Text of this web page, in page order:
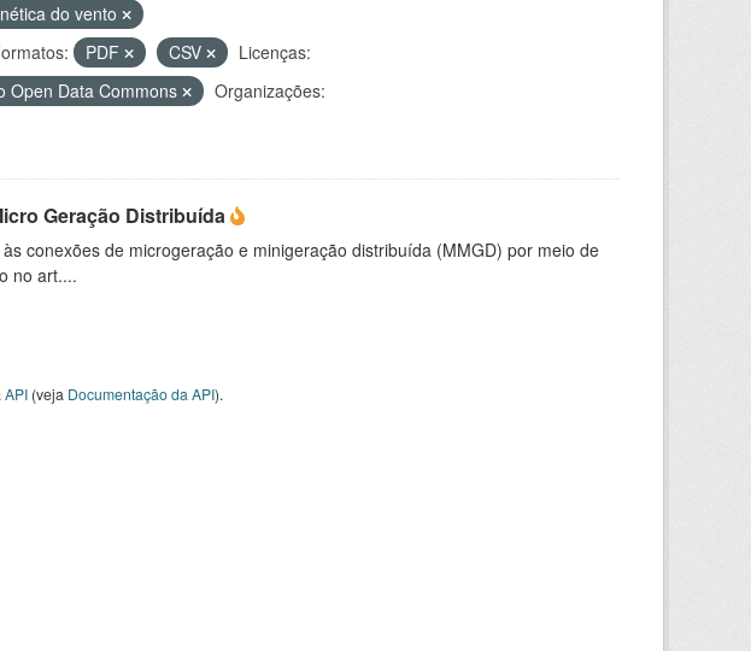
do vento
PDF CSV
Licenças:
Open Data Commons
Organizações:
Geração Distribuída
conexões de microgeração e minigeração distribuída (MMGD) por meio de
no art....
API(veja Documentação da API).